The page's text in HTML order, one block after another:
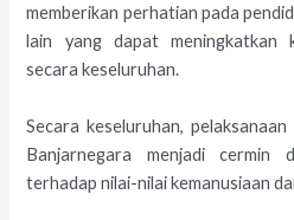
memberikan perhatian pada
lain yang dapat meningkatkan
secara keseluruhan.
Secara keseluruhan,
Banjarnegara menjadi cermin
terhadap nilai-nilai kemanusiaan